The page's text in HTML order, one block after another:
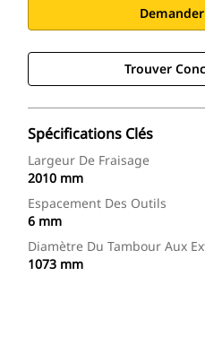
Trouver
Spécifications Clés
Largeur De Fraisage
2010 mm
Espacement Des Outils
6 mm
Diamètre Du Tambour Aux
1073 mm